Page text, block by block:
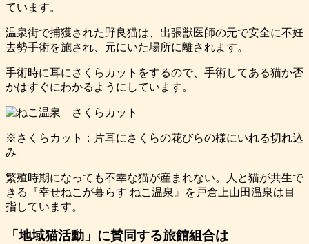
ています。
温泉街で捕獲された野良猫は、出張獣医師の元で安全に不妊
去勢手術を施され、元にいた場所に離されます。
手術時に耳にさくらカットをするので、手術してある猫か否
かはすぐにわかるようにしています。
※さくらカット：片耳にさくらの花びらの様にいれる切れ込
み
繁殖時期になっても不幸な猫が産まれない。人と猫が共生で
きる『幸せねこが暮らす ねこ温泉』を戸倉上山田温泉は目
指しています。
「地域猫活動」に賛同する旅館組合は